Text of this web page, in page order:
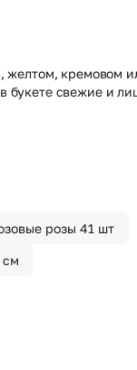
кремовом
букете свежие и
розы 41 шт
см